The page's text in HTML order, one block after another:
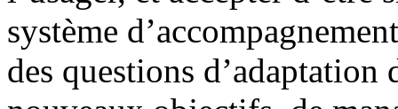
système
des questions